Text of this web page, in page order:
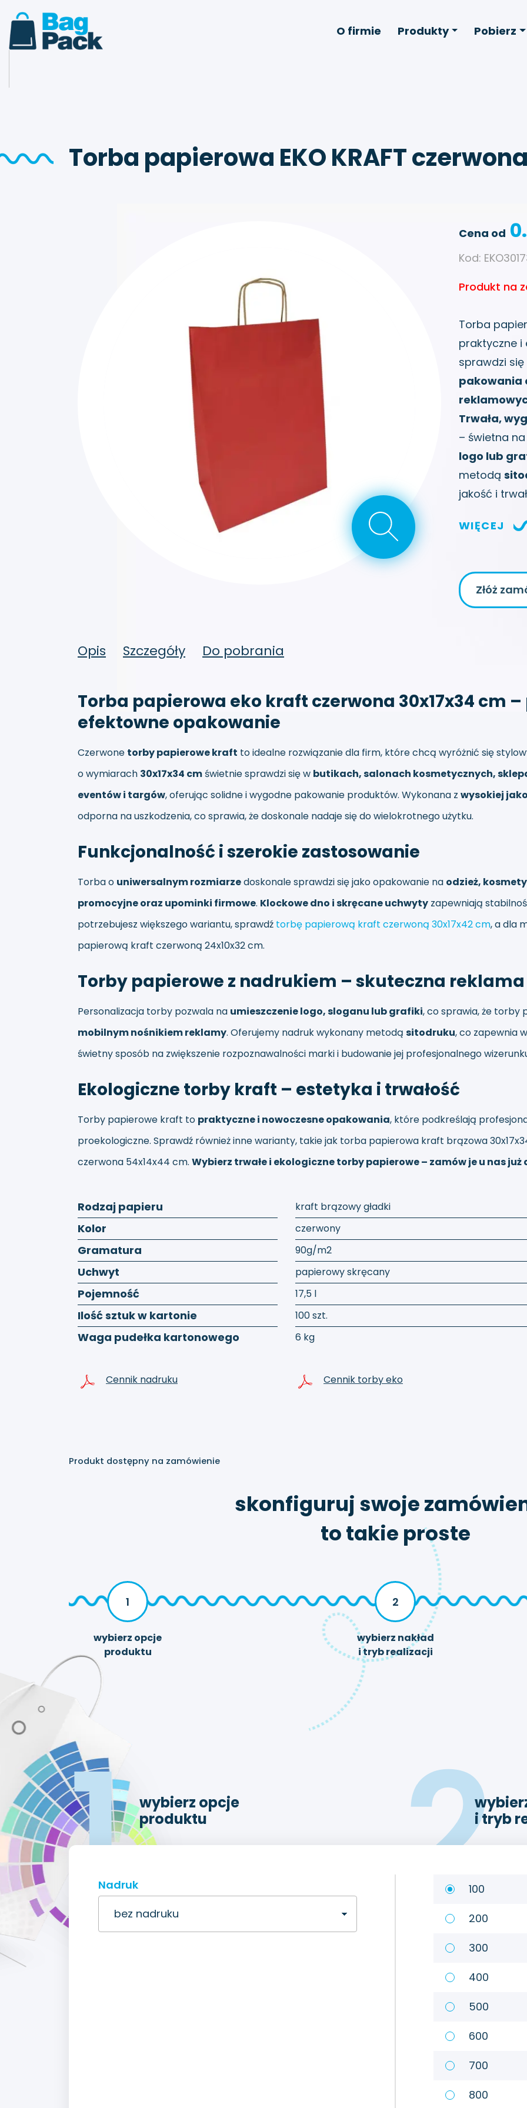
O firmie Produkty Pobierz
Torba papierowa EKO KRAFT
Cena od
Kod:
Produkt na
Torba
praktyczne i
sprawdzi
pakowania
Trwała,
– świetna
logo lub
metodą
jakość i
WIĘCEJ
Złóż
Opis Szczegóły Do pobrania
Torba papierowa eko kraft czerwona 30x17x34 cm
efektowne opakowanie
Czerwone torby papierowe kraft to idealne rozwiązanie dla firm, które chcą wyróżnić się
o wymiarach 30x17x34 cmświetnie sprawdzi się w butikach, salonach kosmetycznych,
eventów i targów, oferując solidne i wygodne pakowanie produktów. Wykonana z wysokiej
odporna na uszkodzenia, co sprawia, że doskonale nadaje się do wielokrotnego użytku.
Funkcjonalność i szerokie zastosowanie
Torba o uniwersalnym rozmiarzedoskonale sprawdzi się jako opakowanie na odzież,
promocyjne oraz upominki firmowe. Klockowe dno i skręcane uchwyty zapewniają
potrzebujesz większego wariantu, sprawdź torbę papierową kraft czerwoną 30x17x42 cm, a dla
papierową kraft czerwoną 24x10x32 cm.
Torby papierowe z nadrukiem – skuteczna
Personalizacja torby pozwala na umieszczenie logo, sloganu lub grafiki, co sprawia, że torby
mobilnym nośnikiem reklamy. Oferujemy nadruk wykonany metodą sitodruku, co zapewnia
świetny sposób na zwiększenie rozpoznawalności marki i budowanie jej profesjonalnego
Ekologiczne torby kraft – estetyka i trwałość
Torby papierowe kraft to praktyczne i nowoczesne opakowania, które podkreślają
proekologiczne. Sprawdź również inne warianty, takie jak torba papierowa kraft brązowa
czerwona 54x14x44 cm. Wybierz trwałe i ekologiczne torby papierowe – zamów je u nas już
Rodzaj papieru kraft brązowy gładki
Kolor czerwony
Gramatura 90g/m2
Uchwyt papierowy skręcany
Pojemność 17,5 l
Ilość sztuk w kartonie 100 szt.
Waga pudełka kartonowego 6 kg
Cennik nadruku Cennik torby eko
Produkt dostępny na zamówienie
skonfiguruj swoje
to takie proste
1
wybierz opcje
produktu
2
wybierz nakład
i tryb realizacji
1
wybierz opcje
produktu
2i tryb
Nadruk
100
200
300
400
500
600
700
800